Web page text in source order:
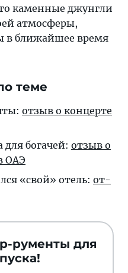
каменные джунгли
атмосферы,
в ближайшее время
теме
от­зыв о кон­цер­те
для бо­га­чей: от­зыв о
ОАЭ
«свой» отель: от­
рументы для